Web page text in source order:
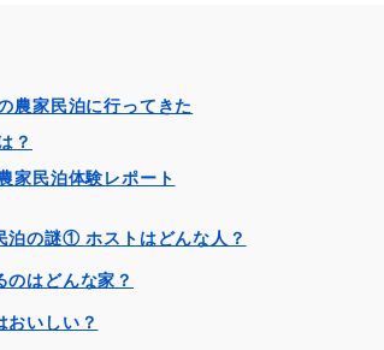
農家民泊に行ってきた
？
家民泊体験レポート
泊の謎① ホストはどんな人？
のはどんな家？
おいしい？